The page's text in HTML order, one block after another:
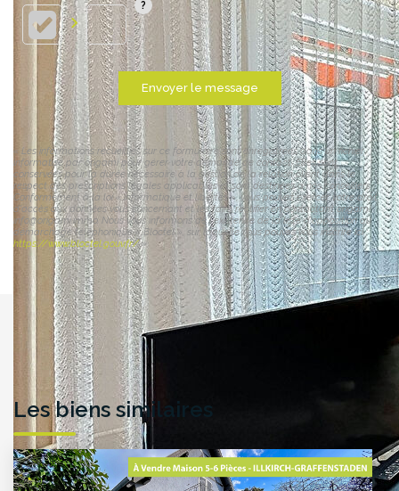
Envoyer le message
« Les informations recueillies sur ce formulaire sont enregistrées dans un fichier
informatisé par origami pour gérer votre demande de contact. Elles sont
conservées pour la durée nécessaire à la gestion de la relation client dans le
respect des prescriptions légales applicables et sont destinées à nos conseillers
Conformément à la loi « informatique et libertés », vous pouvez exercer votre droit
d'accès aux données vous concernant et les faire rectifier en contactant origami
info@origami.immo. Nous vous informons de l'existence de la liste d'opposition au
démarchage téléphonique « Bloctel », sur laquelle vous pouvez vous inscrire ici :
https://www.bloctel.gouv.fr/»
Les biens similaires